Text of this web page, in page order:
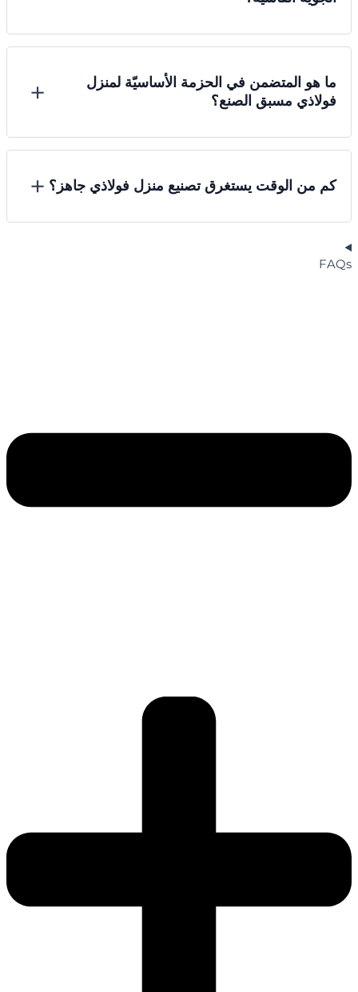
ما هو المتضمن في الحزمة الأساسيّة لمنزل
فولاذي مسبق الصنع؟
+
كم من الوقت يستغرق تصنيع منزل فولاذي جاهز؟ +
FAQs